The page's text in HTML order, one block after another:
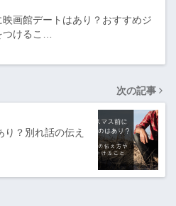
映画館デートはあり？おすすめジ
つけるこ…
次の記事
？別れ話の伝え